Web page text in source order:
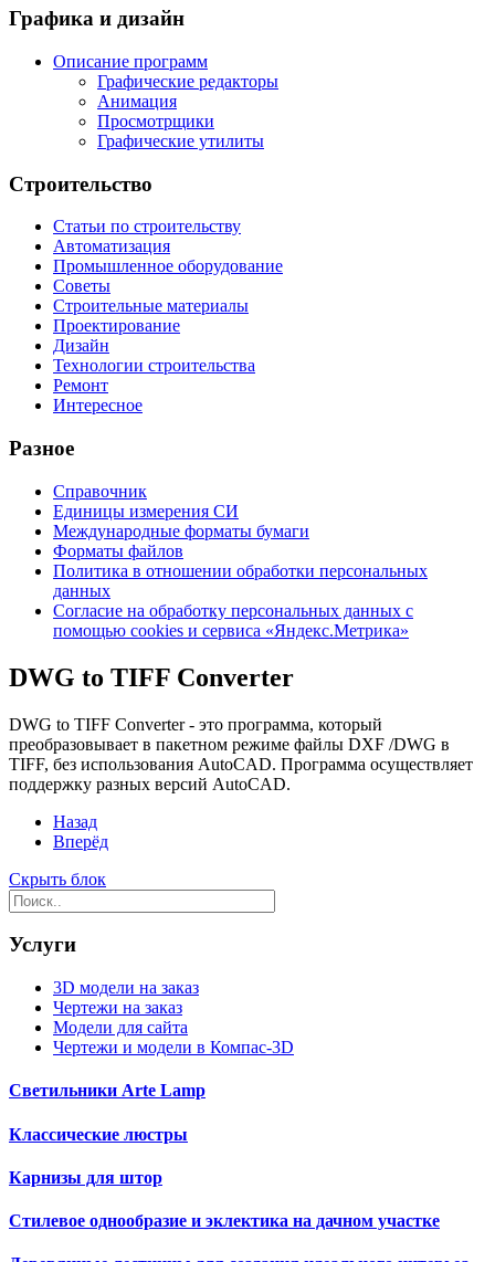
Графика и дизайн
Описание программ
Графические редакторы
Анимация
Просмотрщики
Графические утилиты
Строительство
Статьи по строительству
Автоматизация
Промышленное оборудование
Советы
Строительные материалы
Проектирование
Дизайн
Технологии строительства
Ремонт
Интересное
Разное
Справочник
Единицы измерения СИ
Международные форматы бумаги
Форматы файлов
Политика в отношении обработки персональных
данных
Согласие на обработку персональных данных с
помощью cookies и сервиса «Яндекс.Метрика»
DWG to TIFF Converter
DWG to TIFF Converter - это программа, который
преобразовывает в пакетном режиме файлы DXF /DWG в
TIFF, без использования AutoCAD. Программа осуществляет
поддержку разных версий AutoCAD.
Назад
Вперёд
Скрыть блок
Услуги
3D модели на заказ
Чертежи на заказ
Модели для сайта
Чертежи и модели в Компас-3D
Светильники Arte Lamp
Классические люстры
Карнизы для штор
Стилевое однообразие и эклектика на дачном участке